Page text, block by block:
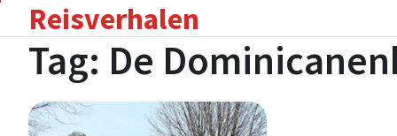
content
Reisverhalen
Tag: De